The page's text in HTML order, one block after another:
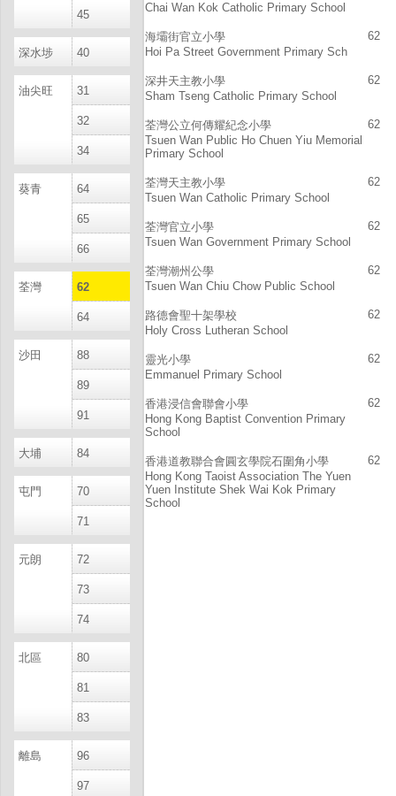
45
深水埗 40
油尖旺 31
32
34
葵青 64
65
66
荃灣 62
64
沙田 88
89
91
大埔 84
屯門 70
71
元朗 72
73
74
北區 80
81
83
離島 96
97
Chai Wan Kok Catholic Primary School
海壩街官立小學
Hoi Pa Street Government Primary Sch
62
深井天主教小學
Sham Tseng Catholic Primary School
62
荃灣公立何傳耀紀念小學
Tsuen Wan Public Ho Chuen Yiu Memorial
Primary School
62
荃灣天主教小學
Tsuen Wan Catholic Primary School
62
荃灣官立小學
Tsuen Wan Government Primary School
62
荃灣潮州公學
Tsuen Wan Chiu Chow Public School
62
路德會聖十架學校
Holy Cross Lutheran School
62
靈光小學
Emmanuel Primary School
62
香港浸信會聯會小學
Hong Kong Baptist Convention Primary
School
62
香港道教聯合會圓玄學院石圍角小學
Hong Kong Taoist Association The Yuen
Yuen Institute Shek Wai Kok Primary
School
62